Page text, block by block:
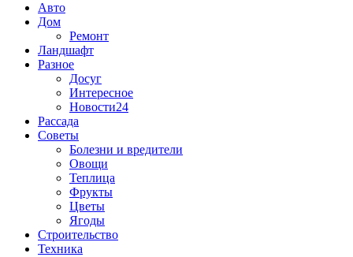
Авто
Дом
Ремонт
Ландшафт
Разное
Досуг
Интересное
Новости24
Рассада
Советы
Болезни и вредители
Овощи
Теплица
Фрукты
Цветы
Ягоды
Строительство
Техника